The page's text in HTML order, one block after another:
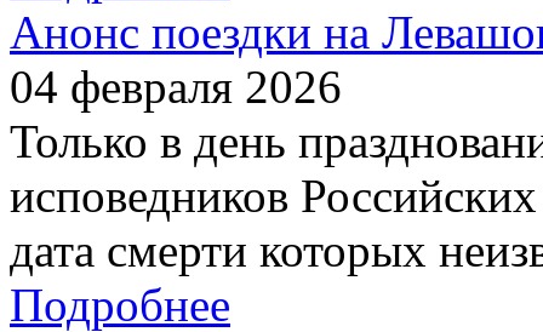
Анонс поездки на
04 февраля 2026
Только в день
исповедников
дата смерти которых
Подробнее